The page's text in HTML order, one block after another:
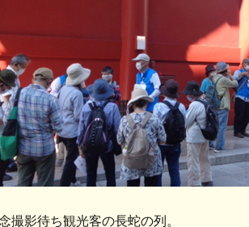
撮影待ち観光客の長蛇の列。